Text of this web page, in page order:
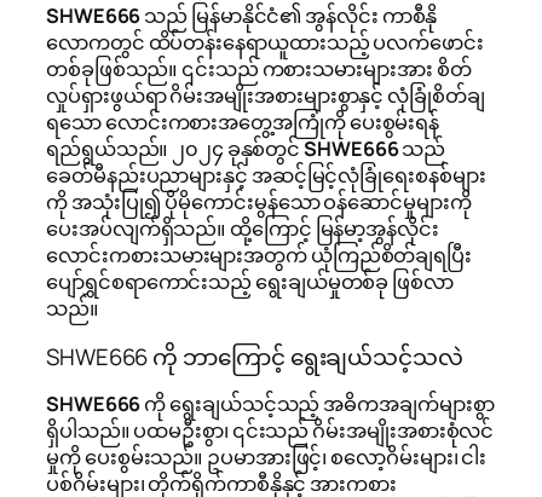
SHWE666သည် မြန်မာနိုင်ငံ၏ အွန်လိုင်း ကာစီနို
လောကတွင် ထိပ်တန်းနေရာယူထားသည့် ပလက်ဖောင်း
တစ်ခုဖြစ်သည်။ ၎င်းသည် ကစားသမားများအား စိတ်
လှုပ်ရှားဖွယ်ရာ ဂိမ်းအမျိုးအစားများစွာနှင့် လုံခြုံစိတ်ချ
ရသော လောင်းကစားအတွေ့အကြုံကို ပေးစွမ်းရန်
ရည်ရွယ်သည်။ ၂၀၂၄ ခုနှစ်တွင်SHWE666သည်
ခေတ်မီနည်းပညာများနှင့် အဆင့်မြင့်လုံခြုံရေးစနစ်များ
ကို အသုံးပြု၍ ပိုမိုကောင်းမွန်သော ဝန်ဆောင်မှုများကို
ပေးအပ်လျက်ရှိသည်။ ထို့ကြောင့် မြန်မာ့အွန်လိုင်း
လောင်းကစားသမားများအတွက် ယုံကြည်စိတ်ချရပြီး
ပျော်ရွှင်စရာကောင်းသည့် ရွေးချယ်မှုတစ်ခု ဖြစ်လာ
သည်။
SHWE666 ကို ဘာကြောင့် ရွေးချယ်သင့်သလဲ
SHWE666ကို ရွေးချယ်သင့်သည့် အဓိကအချက်များစွာ
ရှိပါသည်။ ပထမဦးစွာ၊ ၎င်းသည် ဂိမ်းအမျိုးအစားစုံလင်
မှုကို ပေးစွမ်းသည်။ ဥပမာအားဖြင့်၊ စလော့ဂိမ်းများ၊ ငါး
ပစ်ဂိမ်းများ၊ တိုက်ရိုက်ကာစီနိုနှင့် အားကစား